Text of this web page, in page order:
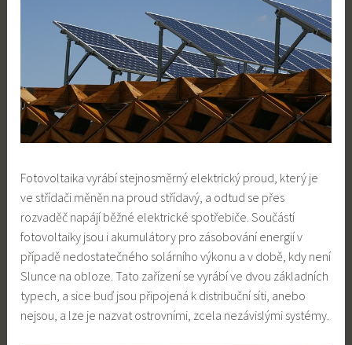
Fotovoltaika vyrábí stejnosměrný elektrický proud, který je
ve střídači měněn na proud střídavý, a odtud se přes
rozvaděč napájí běžné elektrické spotřebiče. Součástí
fotovoltaiky jsou i akumulátory pro zásobování energií v
případě nedostatečného solárního výkonu a v době, kdy není
Slunce na obloze. Tato zařízení se vyrábí ve dvou základních
typech, a sice buď jsou připojená k distribuční síti, anebo
nejsou, a lze je nazvat ostrovními, zcela nezávislými systémy.